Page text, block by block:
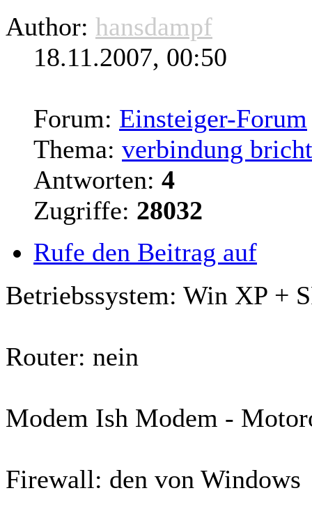
Author: hansdampf
18.11.2007, 00:50
Forum: Einsteiger-Forum
Thema: verbindung
Antworten: 4
Zugriffe: 28032
Rufe den Beitrag auf
Betriebssystem: Win XP +
Router: nein
Modem Ish Modem -
Firewall: den von Windows